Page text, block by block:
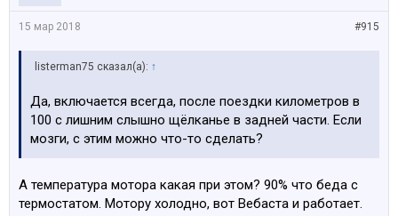
#915
15 мар 2018
listerman75 сказал(а): ↑
Да, включается всегда, после поездки километров в
100 с лишним слышно щёлканье в задней части. Если
мозги, с этим можно что-то сделать?
А температура мотора какая при этом? 90% что беда с
термостатом. Мотору холодно, вот Вебаста и работает.